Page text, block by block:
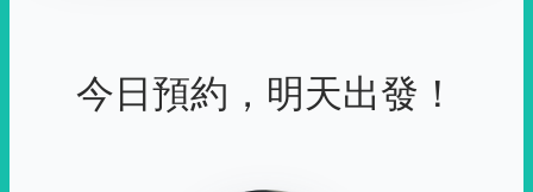
今日預約，明天出發！